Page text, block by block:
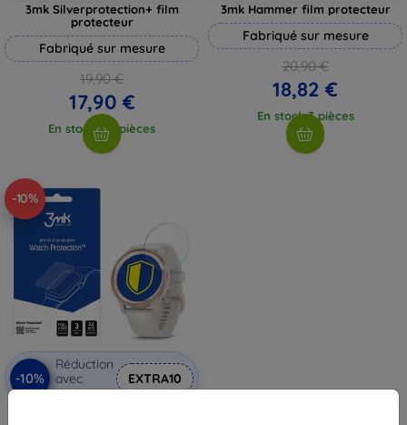
3mk Silverprotection+ film
protecteur
Fabriqué sur mesure
19,90 €
17,90 €
En stock > 5 pièces
3mk Hammer film protecteur
Fabriqué sur mesure
20,90 €
18,82 €
En stock 3 pièces
-10%
-10%
Réduction
avec
coupon
EXTRA10